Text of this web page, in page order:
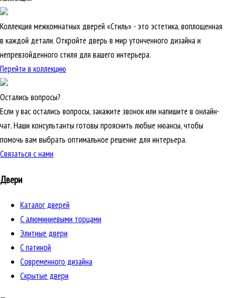
Коллекция межкомнатных дверей «Стиль» - это эстетика, воплощенная
в каждой детали. Откройте дверь в мир утонченного дизайна и
непревзойденного стиля для вашего интерьера.
Перейти в коллекцию
Остались вопросы?
Если у вас остались вопросы, закажите звонок или напишите в онлайн-
чат. Наши консультанты готовы прояснить любые нюансы, чтобы
помочь вам выбрать оптимальное решение для интерьера.
Связаться с нами
Двери
Каталог дверей
C алюминиевыми торцами
Элитные двери
C патиной
Cовременного дизайна
Скрытые двери